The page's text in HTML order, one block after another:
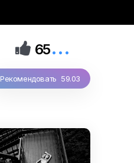
 65...
Рекомендовать 59.03